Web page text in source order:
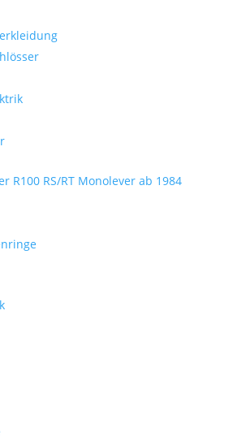
R100 RS/RT Monolever ab 1984